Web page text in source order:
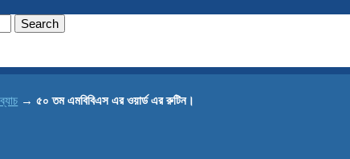
→৫০ তম এমবিবিএস এর ওয়ার্ড এর রুটিন।